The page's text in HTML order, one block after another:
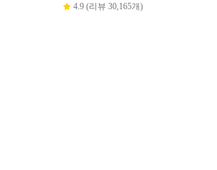
4.9 (리뷰 30,165개)